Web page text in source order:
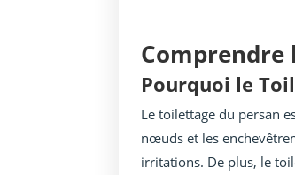
Comprendre
Pourquoi le
Le toilettage du persan
nœuds et les
irritations. De plus, le